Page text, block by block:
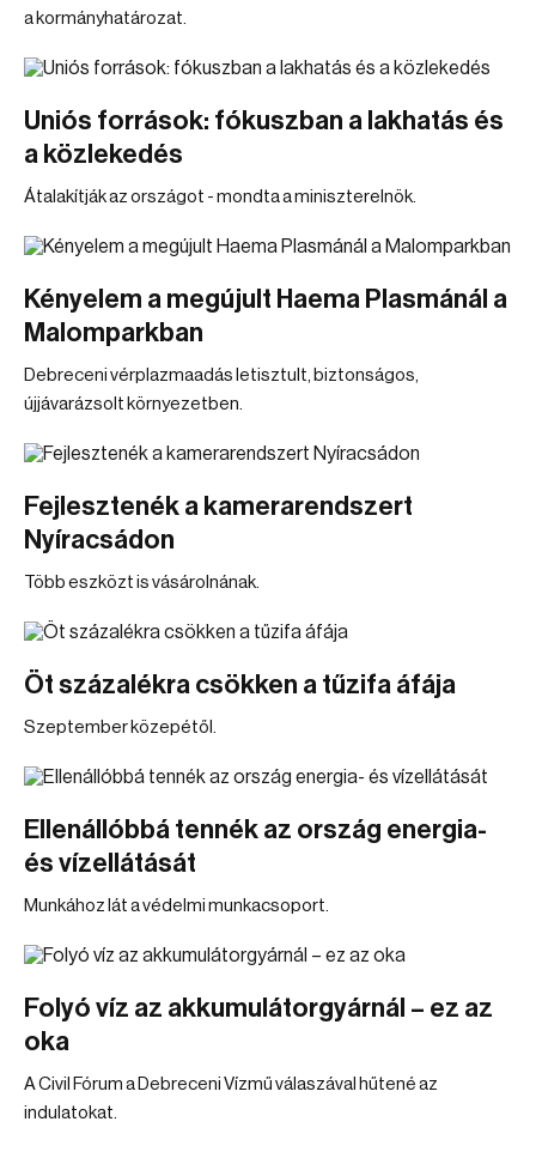
a kormányhatározat.
Uniós források: fókuszban a lakhatás és
a közlekedés
Átalakítják az országot - mondta a miniszterelnök.
Kényelem a megújult Haema Plasmánál a
Malomparkban
Debreceni vérplazmaadás letisztult, biztonságos,
újjávarázsolt környezetben.
Fejlesztenék a kamerarendszert
Nyíracsádon
Több eszközt is vásárolnának.
Öt százalékra csökken a tűzifa áfája
Szeptember közepétől.
Ellenállóbbá tennék az ország energia-
és vízellátását
Munkához lát a védelmi munkacsoport.
Folyó víz az akkumulátorgyárnál – ez az
oka
A Civil Fórum a Debreceni Vízmű válaszával hűtené az
indulatokat.